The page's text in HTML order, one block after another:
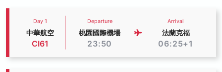
Day 1
中華航空
CI61
Departure
桃園國際機場
23:50
Arrival
法蘭克福
06:25+1